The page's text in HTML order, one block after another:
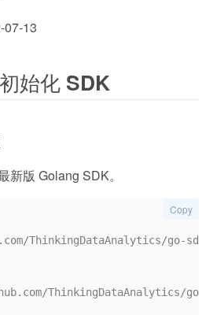
07-13
始化 SDK
新版 Golang SDK。
ThinkingDataAnalytics/go-sdk/
Copy